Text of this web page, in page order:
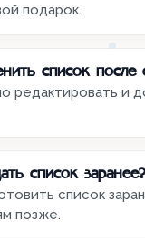
подарок.
список после
редактировать и
список заранее?
список
позже.